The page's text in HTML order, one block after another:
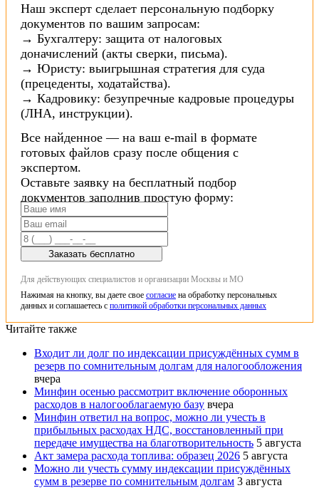
Наш эксперт сделает персональную подборку
документов по вашим запросам:
→ Бухгалтеру: защита от налоговых
доначислений (акты сверки, письма).
→ Юристу: выигрышная стратегия для суда
(прецеденты, ходатайства).
→ Кадровику: безупречные кадровые процедуры
(ЛНА, инструкции).
Все найденное — на ваш e-mail в формате
готовых файлов сразу после общения с
экспертом.
Оставьте заявку на бесплатный подбор
документов заполнив простую форму:
Заказать бесплатно
Для действующих специалистов и организации Москвы и МО
Нажимая на кнопку, вы даете свое согласие на обработку персональных
данных и соглашаетесь с политикой обработки персональных данных
Читайте также
Входит ли долг по индексации присуждённых сумм в
резерв по сомнительным долгам для налогообложения
вчера
Минфин осенью рассмотрит включение оборонных
расходов в налогооблагаемую базу вчера
Минфин ответил на вопрос, можно ли учесть в
прибыльных расходах НДС, восстановленный при
передаче имущества на благотворительность 5 августа
Акт замера расхода топлива: образец 2026 5 августа
Можно ли учесть сумму индексации присуждённых
сумм в резерве по сомнительным долгам 3 августа